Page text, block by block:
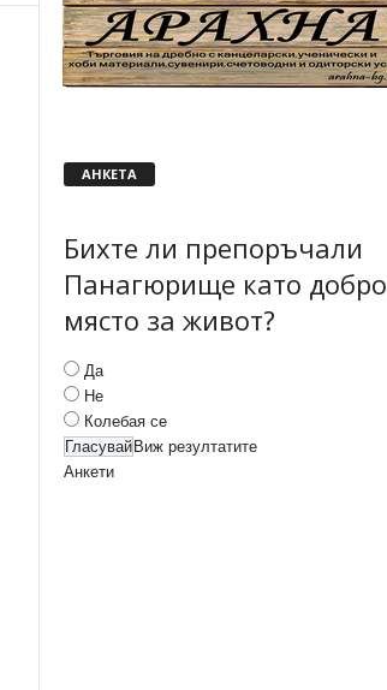
АНКЕТА
Бихте ли препоръчали
Панагюрище като добро
място за живот?
Да
Не
Колебая се
Виж резултатите
Анкети